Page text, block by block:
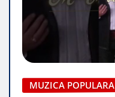
MUZICA POPULARA